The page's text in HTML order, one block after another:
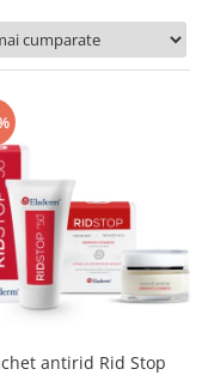
antirid Rid Stop